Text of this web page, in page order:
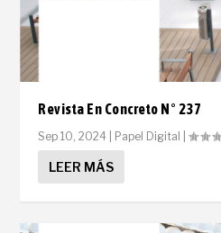
Revista En Concreto N° 237
Sep 10, 2024 Papel Digital |
LEER MÁS